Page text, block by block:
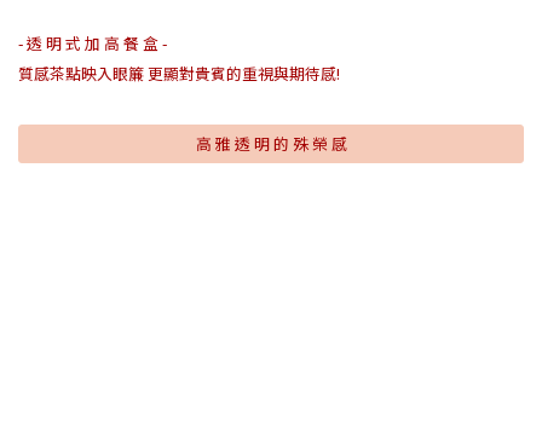
- 透 明 式 加 高 餐 盒 -
質感茶點映入眼簾 更顯對貴賓的重視與期待感!
高 雅 透 明 的 殊 榮 感